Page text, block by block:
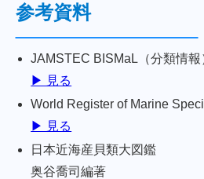
参考資料
JAMSTEC BISMaL（分類情報
▶ 見る
World Register of Marine
▶ 見る
日本近海産貝類大図鑑
奥谷喬司編著